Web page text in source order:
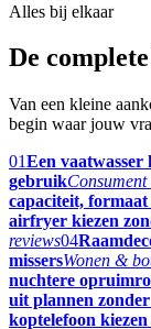
Alles bij elkaar
De
Van een kleine
begin waar jouw
01Een vaatwasser
gebruik
capaciteit,
airfryer kiezen
reviews04
missersWonen &
nuchtere
uit plannen
koptelefoon